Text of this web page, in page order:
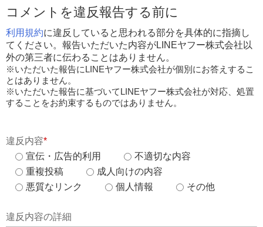
コメントを違反報告する前に
利用規約に違反していると思われる部分を具体的に指摘し
てください。報告いただいた内容がLINEヤフー株式会社以
外の第三者に伝わることはありません。
※いただいた報告にLINEヤフー株式会社が個別にお答えするこ
とはありません。
※いただいた報告に基づいてLINEヤフー株式会社が対応、処置
することをお約束するものではありません。
違反内容*
宣伝・広告的利用
不適切な内容
重複投稿
成人向けの内容
悪質なリンク
個人情報 その他
違反内容の詳細